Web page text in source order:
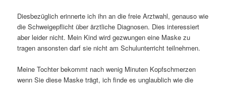
Diesbezüglich erinnerte ich ihn an die freie Arztwahl, genauso wie
die Schweigepflicht über ärztliche Diagnosen. Dies interessiert
aber leider nicht. Mein Kind wird gezwungen eine Maske zu
tragen ansonsten darf sie nicht am Schulunterricht teilnehmen.
Meine Tochter bekommt nach wenig Minuten Kopfschmerzen
wenn Sie diese Maske trägt, ich finde es unglaublich wie die